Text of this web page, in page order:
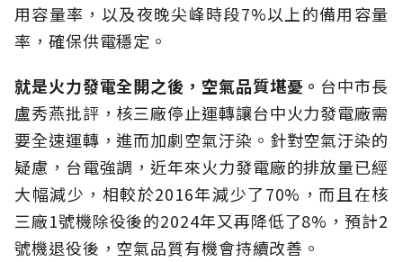
用容量率，以及夜晚尖峰時段7%以上的備用容量
率，確保供電穩定。
就是火力發電全開之後，空氣品質堪憂。 台中市長
盧秀燕批評，核三廠停止運轉讓台中火力發電廠需
要全速運轉，進而加劇空氣汙染。針對空氣汙染的
疑慮，台電強調，近年來火力發電廠的排放量已經
大幅減少，相較於2016年減少了70%，而且在核
三廠1號機除役後的2024年又再降低了8%，預計2
號機退役後，空氣品質有機會持續改善。